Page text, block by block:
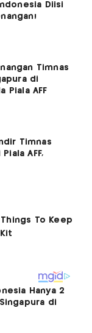
Diisi
Timnas
di
Piala AFF
Timnas
AFF,
Hanya 2
di